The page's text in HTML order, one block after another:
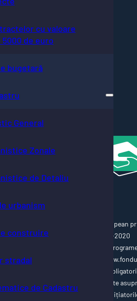
cu valoare
de euro
bugetară
General
Zonale
de Detaliu
urbanism
construire
stradal
de Cadastru
cofinanțată din Fondul Social European
Capacitate Administrativă 2014-2020
informații detaliate despre celelalte
Europeană, vă invităm să vizitați
pagini web nu reprezintă în mod
Europene. Întreaga responsabilitate
informațiilor prezentate revine